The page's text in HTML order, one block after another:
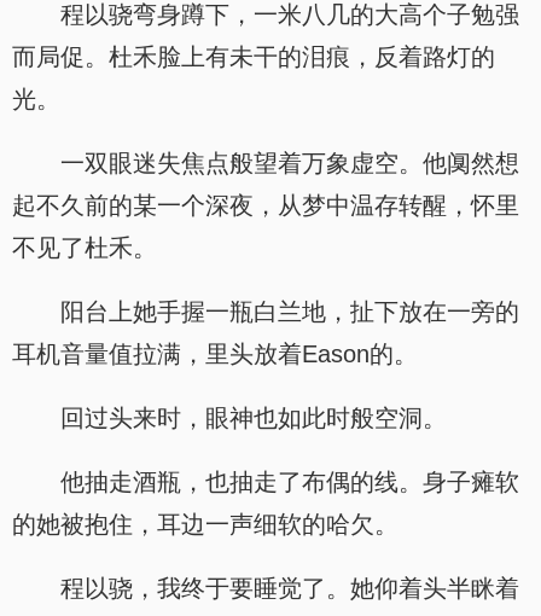
程以骁弯身蹲下，一米八几的大高个子勉强
而局促。杜禾脸上有未干的泪痕，反着路灯的
光。
一双眼迷失焦点般望着万象虚空。他阒然想
起不久前的某一个深夜，从梦中温存转醒，怀里
不见了杜禾。
阳台上她手握一瓶白兰地，扯下放在一旁的
耳机音量值拉满，里头放着Eason的。
回过头来时，眼神也如此时般空洞。
他抽走酒瓶，也抽走了布偶的线。身子瘫软
的她被抱住，耳边一声细软的哈欠。
程以骁，我终于要睡觉了。她仰着头半眯着